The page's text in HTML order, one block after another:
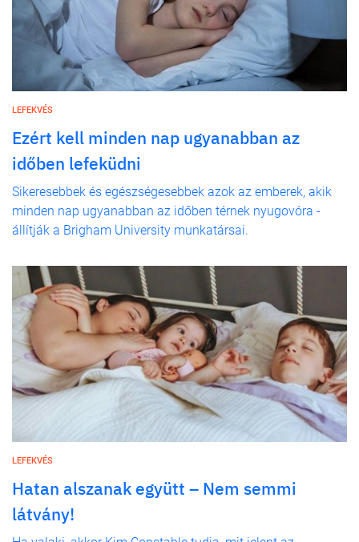
LEFEKVÉS
Ezért kell minden nap ugyanabban az
időben lefeküdni
Sikeresebbek és egészségesebbek azok az emberek, akik
minden nap ugyanabban az időben térnek nyugovóra -
állítják a Brigham University munkatársai.
LEFEKVÉS
Hatan alszanak együtt – Nem semmi
látvány!